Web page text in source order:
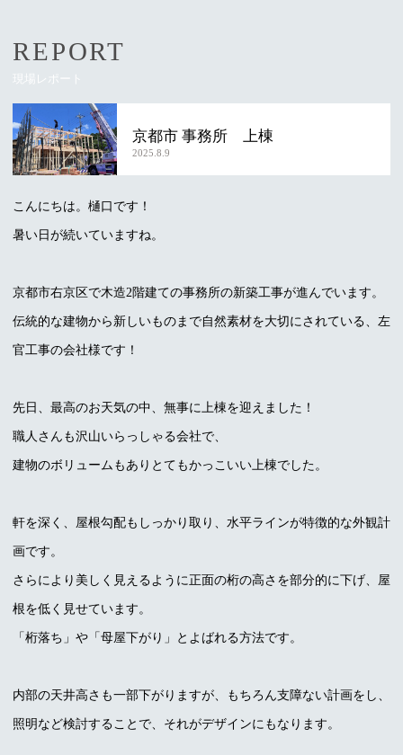
REPORT
現場レポート
京都市 事務所 上棟
2025.8.9
こんにちは。樋口です！
暑い日が続いていますね。
京都市右京区で木造2階建ての事務所の新築工事が進んでいます。
伝統的な建物から新しいものまで自然素材を大切にされている、左
官工事の会社様です！
先日、最高のお天気の中、無事に上棟を迎えました！
職人さんも沢山いらっしゃる会社で、
建物のボリュームもありとてもかっこいい上棟でした。
軒を深く、屋根勾配もしっかり取り、水平ラインが特徴的な外観計
画です。
さらにより美しく見えるように正面の桁の高さを部分的に下げ、屋
根を低く見せています。
「桁落ち」や「母屋下がり」とよばれる方法です。
内部の天井高さも一部下がりますが、もちろん支障ない計画をし、
照明など検討することで、それがデザインにもなります。